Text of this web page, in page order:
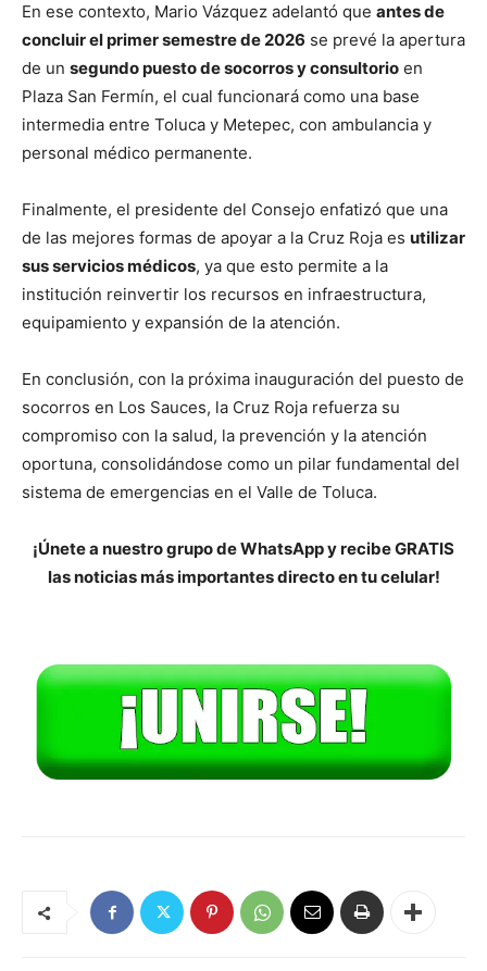
En ese contexto, Mario Vázquez adelantó que antes de
concluir el primer semestre de 2026 se prevé la apertura
de un segundo puesto de socorros y consultorio en
Plaza San Fermín, el cual funcionará como una base
intermedia entre Toluca y Metepec, con ambulancia y
personal médico permanente.
Finalmente, el presidente del Consejo enfatizó que una
de las mejores formas de apoyar a la Cruz Roja es utilizar
sus servicios médicos, ya que esto permite a la
institución reinvertir los recursos en infraestructura,
equipamiento y expansión de la atención.
En conclusión, con la próxima inauguración del puesto de
socorros en Los Sauces, la Cruz Roja refuerza su
compromiso con la salud, la prevención y la atención
oportuna, consolidándose como un pilar fundamental del
sistema de emergencias en el Valle de Toluca.
¡Únete a nuestro grupo de WhatsApp y recibe GRATIS
las noticias más importantes directo en tu celular!